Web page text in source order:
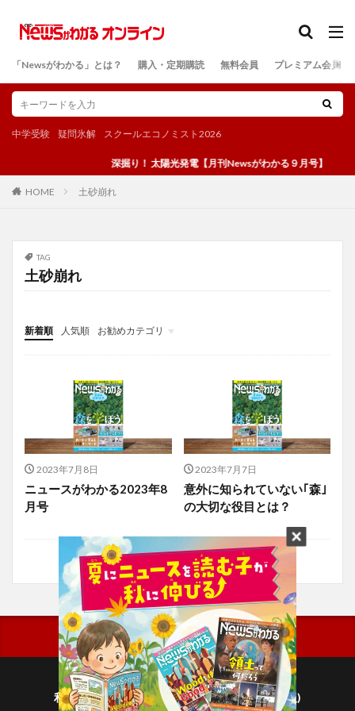
「Newsがわかる」とは？ 購入・定期購読 無料会員 プレミアム会員
中学受験 疑問氷解 スクールエコノミスト2026
深掘り！ 太陽光発電【月刊Newsがわかる９月号】
HOME 土砂崩れ
TAG
土砂崩れ
新着順 人気順
お勧めカテゴリ
投稿
学び
マンガ
電子書籍
2023年7月8日
ニュースがわかる2023年8
月号
2023年7月7日
意外に知られていない｢森｣
の大切な役目とは？
利用規約
プライバシーポリシー(毎日新聞出版)
検索